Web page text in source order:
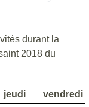
durant la
2018 du
jeudi
vendredi